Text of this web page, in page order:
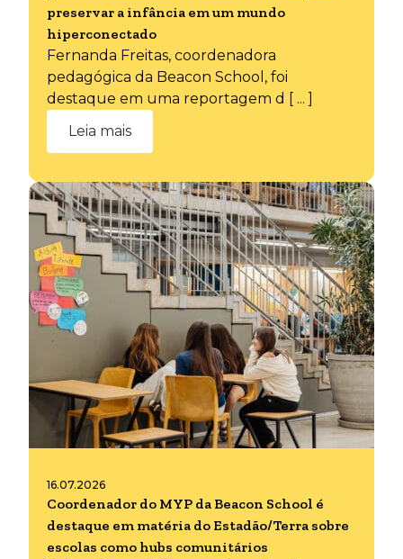
preservar a infância em um mundo
hiperconectado
Fernanda Freitas, coordenadora
pedagógica da Beacon School, foi
destaque em uma reportagem d [ ... ]
Leia mais
16.07.2026
Coordenador do MYP da Beacon School é
destaque em matéria do Estadão/Terra sobre
escolas como hubs comunitários